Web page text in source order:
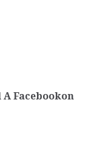
Facebookon